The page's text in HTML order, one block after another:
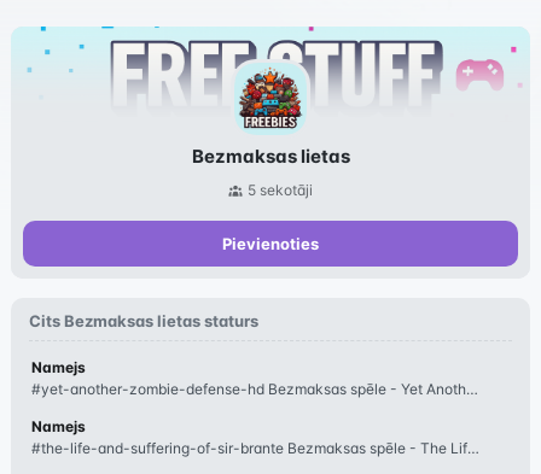
Bezmaksas lietas
5 sekotāji
Pievienoties
CitsBezmaksas lietasstaturs
Namejs
#yet-another-zombie-defense-hd Bezmaksas spēle - Yet Another Zombie Defense HD
Namejs
#the-life-and-suffering-of-sir-brante Bezmaksas spēle - The Life and Suffering